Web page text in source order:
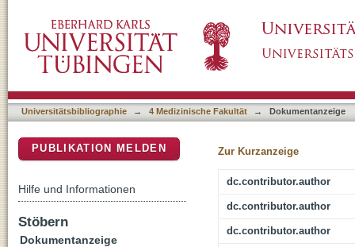
Universitätsbibliographie → 4 Medizinische Fakultät → Dokumentanzeige
Zur Kurzanzeige
dc.contributor.author
dc.contributor.author
dc.contributor.author
PUBLIKATION MELDEN
Hilfe und Informationen
Stöbern
Dokumentanzeige